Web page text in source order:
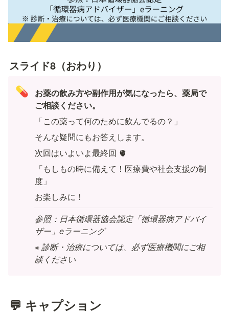
スライド8（おわり）
💊
お薬の飲み方や副作用が気になったら、薬局で
ご相談ください。
「この薬って何のために飲んでるの？」
そんな疑問にもお答えします。
次回はいよいよ最終回 🫀
「もしもの時に備えて！医療費や社会支援の制
度」
お楽しみに！
参照：日本循環器協会認定「循環器病アドバイ
ザー」eラーニング
※ 診断・治療については、必ず医療機関にご相
談ください
💬 キャプション